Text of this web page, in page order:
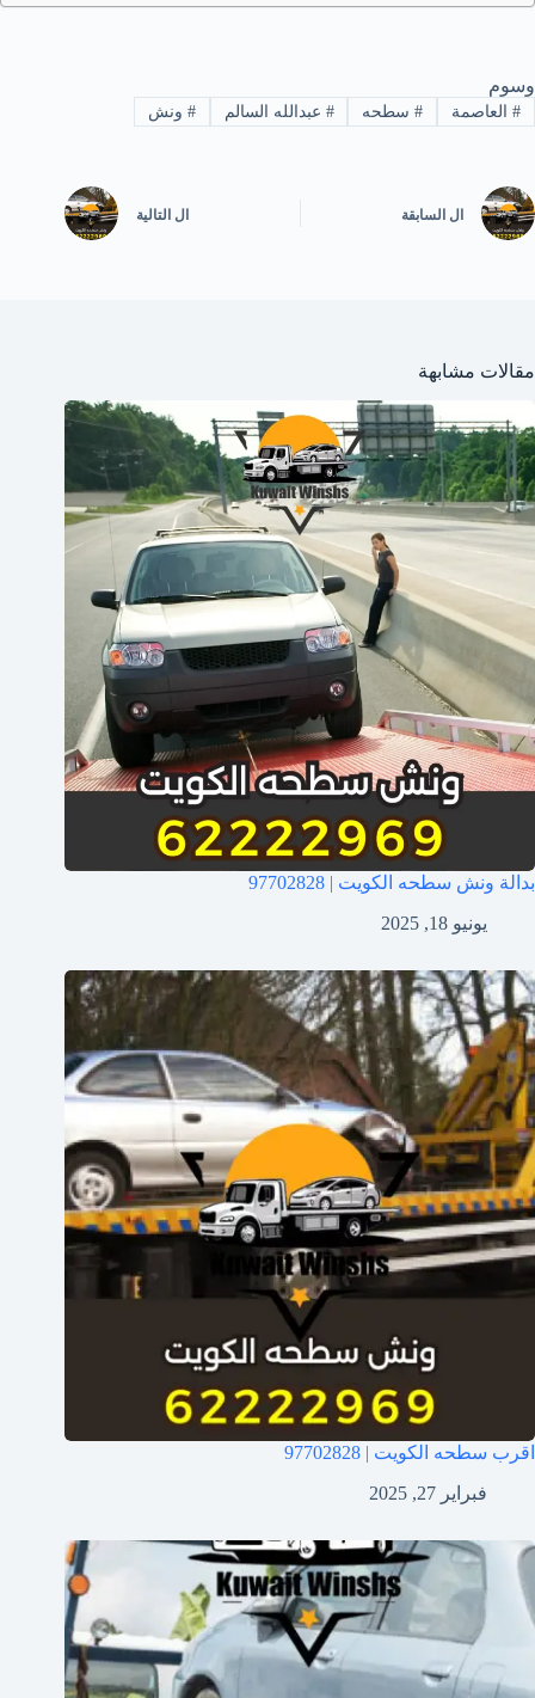
وسوم
#العاصمة #سطحه # عبدالله السالم # ونش
ال السابقة ال التالية
مقالات مشابهة
بدالة ونش سطحه الكويت | 97702828
يونيو 18, 2025
اقرب سطحه الكويت | 97702828
فبراير 27, 2025